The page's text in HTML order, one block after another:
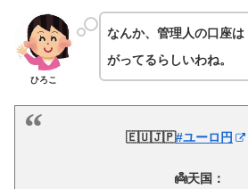
ひろこ
なんか、管理人の口座
がってるらしいわね。
🇪🇺🇯🇵#ユーロ円
👼天国：